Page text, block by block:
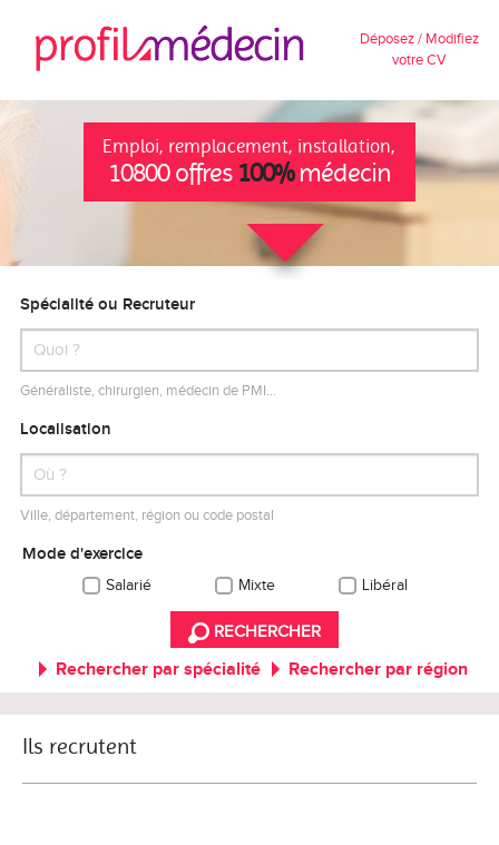
Déposez / Modifiez
votre CV
Emploi, remplacement, installation,
10800 offres 100%médecin
Spécialité ou Recruteur
Généraliste, chirurgien, médecin de PMI…
Localisation
Ville, département, région ou code postal
Mode d'exercice
Salarié Mixte Libéral
RECHERCHER
Rechercher par spécialité Rechercher par région
Ils recrutent